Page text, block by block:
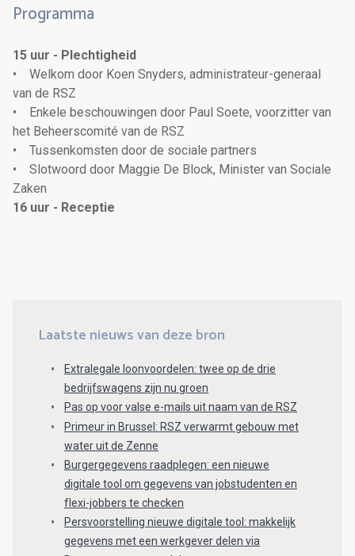
Programma
15 uur - Plechtigheid
• Welkom door Koen Snyders, administrateur-generaal
van de RSZ
• Enkele beschouwingen door Paul Soete, voorzitter van
het Beheerscomité van de RSZ
• Tussenkomsten door de sociale partners
• Slotwoord door Maggie De Block, Minister van Sociale
Zaken
16 uur - Receptie
Laatste nieuws van deze bron
Extralegale loonvoordelen: twee op de drie
bedrijfswagens zijn nu groen
Pas op voor valse e-mails uit naam van de RSZ
Primeur in Brussel: RSZ verwarmt gebouw met
water uit de Zenne
Burgergegevens raadplegen: een nieuwe
digitale tool om gegevens van jobstudenten en
flexi-jobbers te checken
Persvoorstelling nieuwe digitale tool: makkelijk
gegevens met een werkgever delen via